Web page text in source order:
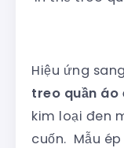
Hiệu ứng
treo quần áo
kim loại đen
cuốn. Mẫu